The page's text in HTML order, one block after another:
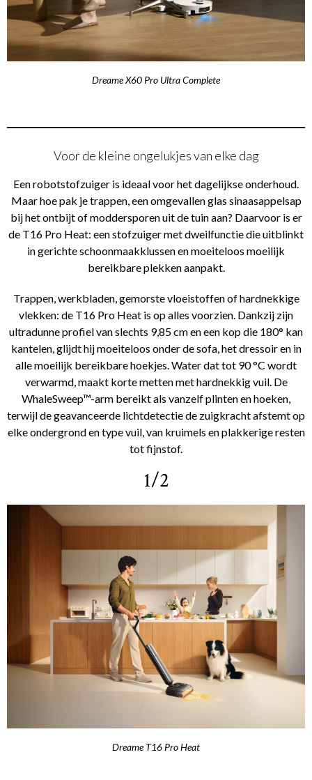
Dreame X60 Pro Ultra Complete
Voor de kleine ongelukjes van elke dag
Een robotstofzuiger is ideaal voor het dagelijkse onderhoud.
Maar hoe pak je trappen, een omgevallen glas sinaasappelsap
bij het ontbijt of moddersporen uit de tuin aan? Daarvoor is er
de T16 Pro Heat: een stofzuiger met dweilfunctie die uitblinkt
in gerichte schoonmaakklussen en moeiteloos moeilijk
bereikbare plekken aanpakt.
Trappen, werkbladen, gemorste vloeistoffen of hardnekkige
vlekken: de T16 Pro Heat is op alles voorzien. Dankzij zijn
ultradunne profiel van slechts 9,85 cm en een kop die 180° kan
kantelen, glijdt hij moeiteloos onder de sofa, het dressoir en in
alle moeilijk bereikbare hoekjes. Water dat tot 90 °C wordt
verwarmd, maakt korte metten met hardnekkig vuil. De
WhaleSweep™-arm bereikt als vanzelf plinten en hoeken,
terwijl de geavanceerde lichtdetectie de zuigkracht afstemt op
elke ondergrond en type vuil, van kruimels en plakkerige resten
tot fijnstof.
1/2
Dreame T16 Pro Heat